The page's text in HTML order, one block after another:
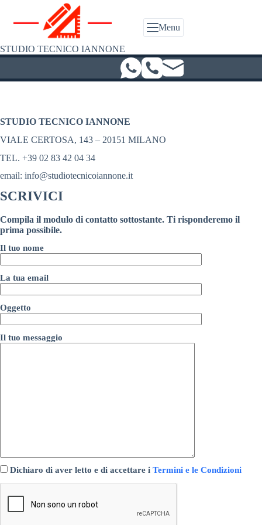
contenuto
STUDIO TECNICO IANNONE
Menu
STUDIO TECNICO IANNONE
VIALE CERTOSA, 143 – 20151 MILANO
TEL. +39 02 83 42 04 34
email: info@studiotecnicoiannone.it
SCRIVICI
Compila il modulo di contatto sottostante. Ti risponderemo il
prima possibile.
Il tuo nome
La tua email
Oggetto
Il tuo messaggio
Dichiaro di aver letto e di accettare i Termini e le Condizioni